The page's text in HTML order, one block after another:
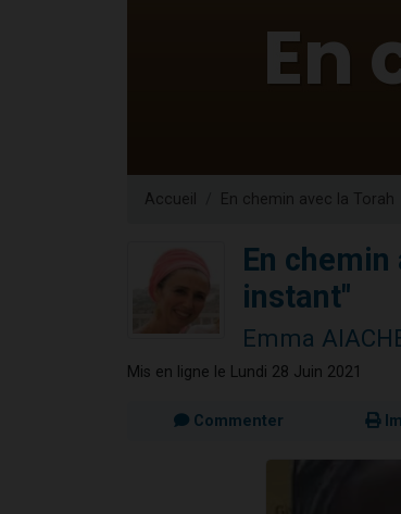
Accueil En chemin avec la Torah
En
instant"
Emma
Mis en ligne le Lundi 28 Juin 2021
Commenter